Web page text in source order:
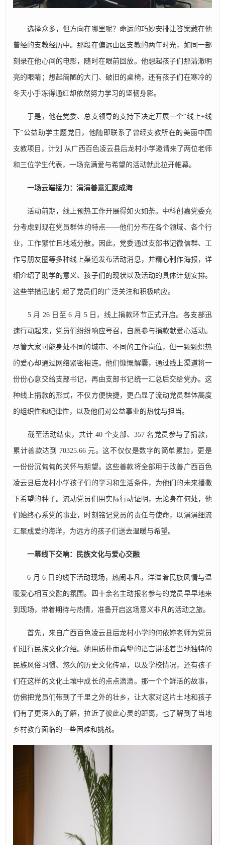
选择众多，但方向在哪里呢？命运的巧妙安排让答案藏在他
曾经的支教经历中。那段在偏远山区支教的两年时光，如同一部
刻录在他心间的电影，随时在眼前回放。他想起孩子们那清澈明
亮的眼睛；想起简陋的大门、破旧的桌椅，还有孩子们在寒冷的
冬天小手冻得通红却依然努力学习的坚韧身影。
于是，他在党委、总支领导的支持下决定开展一个“线上+线
下”公益助学主题党日，他随即联系了曾经支教所在的美丽中国
支教项目，计划 从广西百色凌云县后龙村小学邀请来了两位老师
和三位学生代表，一场充满爱与希望的活动就此拉开帷幕。
一场云端接力：涓涓善意汇聚成海
活动前期，线上预热工作开展得如火如荼。中科创嘉党委充
分考虑到现在党员群体的特点——他们分布在各个领域、各个行
业，工作繁忙且地域分散。因此，党委通过支部书记微信群、工
作号朋友圈等多种线上渠道发布活动消息，并精心制作海报，详
细介绍了助学的意义、孩子们的现状以及活动的具体计划安排。
这些举措迅速引起了党员们的广泛关注和积极响应。
5 月 26 日至 6 月 5 日，线上捐款环节正式开启。各支部迅
速行动起来，党员们纷纷响应号召，自愿参与捐款献爱心活动。
尽管大家可能身处不同的城市、不同的工作岗位，但一颗颗炽热
的爱心却通过网络紧密相连。他们慷慨解囊，通过线上渠道将一
份份心意交给支部书记，再由支部书记统一汇总后交给党办。这
种线上捐款的形式，不仅方便快捷，更凸显了流动党员群体高度
的组织性和纪律性，以及他们对公益事业的热忱与担当。
截至活动结束，共计 40 个支部、357 名党员参与了捐款，
累计善款达到 70325.66 元。这不仅仅是数字的简单累加，更是
一份份沉甸甸的关怀与期望。这些善款将全部用于改善广西百色
凌云县后龙村小学孩子们的学习和生活条件，为他们的未来播撒
下希望的种子。流动党员们用实际行动证明，无论身在何处，他
们始终心系党的事业，时刻铭记党员的责任与使命，以涓涓细流
汇聚成爱的海洋，为远方的孩子们送去温暖与希望。
一幕线下交响：民族文化与爱心交融
6 月 6 日的线下活动现场，热闹非凡，洋溢着民族风情与温
暖爱心相互交融的氛围。四十余名主动报名参与的党员早早地来
到现场，带着期待与热情，准备开启这场意义非凡的活动之旅。
首先，来自广西百色凌云县后龙村小学的何依婷老师为党员
们进行民族文化介绍。她用质朴而真挚的语言讲述着当地独特的
民族风俗习惯、悠久的历史文化传承，以及学校情况，还有孩子
们在这样的文化土壤中成长的点点滴滴。那一个个鲜活的故事，
仿佛把党员们带到了千里之外的壮乡，让大家对这片土地和孩子
们有了更深入的了解，拉近了彼此心灵的距离，也了解到了当地
乡村教育面临的一些困难和挑战。